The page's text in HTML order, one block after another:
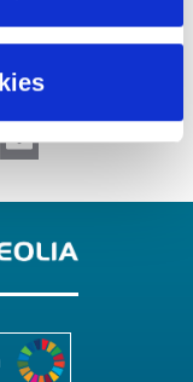
Email